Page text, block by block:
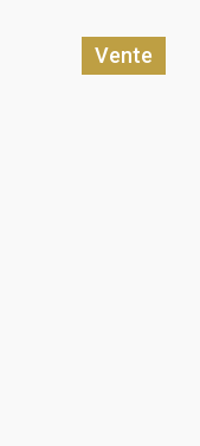
Vente